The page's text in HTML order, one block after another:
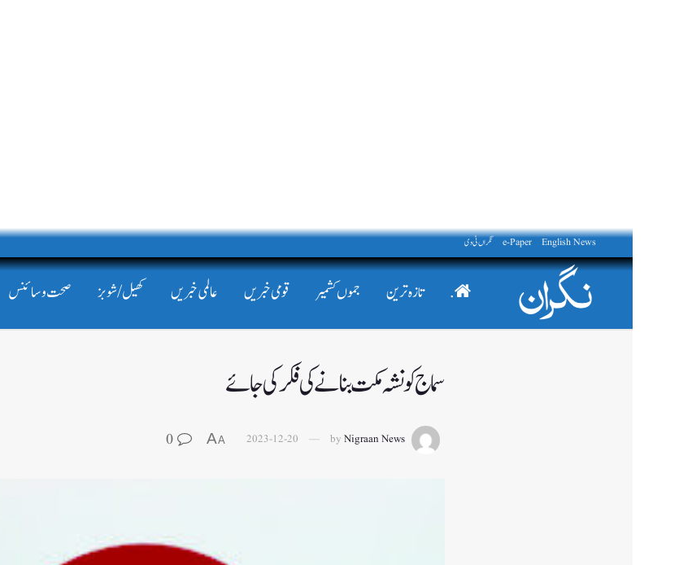
English News
e-Paper نگراں ٹی وی
. تازہ ترین جموں کشمیر قومی خبریں عالمی خبریں کھیل/شوبز صحت و سائنس
سماج کو نشہ مکت بنانے کی فکرکی جائے
by Nigraan News
2023-12-20
A
A